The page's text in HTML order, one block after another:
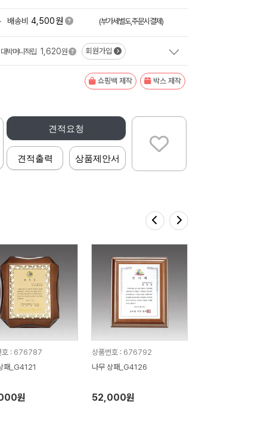
배송비 4,500원 (부가세별도,주문시결제)
대박머니적립 1,620원 회원가입
쇼핑백 제작 박스 제작
견적요청
견적출력 상품제안서
호 : 676787
패_G4121
원
상품번호 : 676792
나무 상패_G4126
52,000원